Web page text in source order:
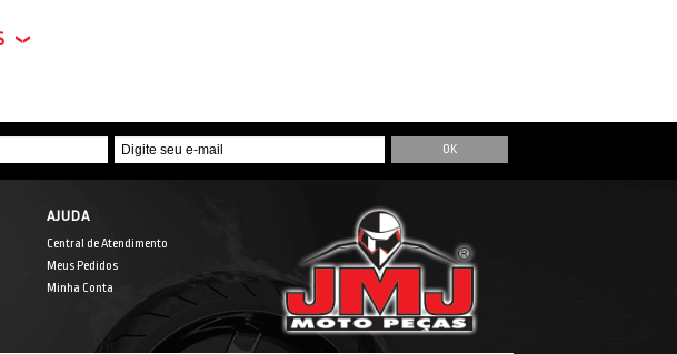
AJUDA
Central de Atendimento
Meus Pedidos
Minha Conta